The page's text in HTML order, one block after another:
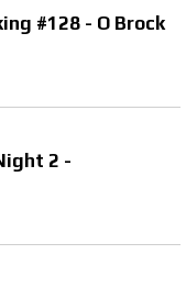
#128 - Ο Brock
2 -